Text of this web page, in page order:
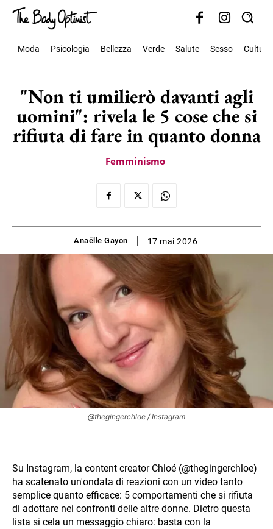
Moda Psicologia Bellezza Verde Salute Sesso Cultura
"Non ti umilierò davanti agli
uomini": rivela le 5 cose che si
rifiuta di fare in quanto donna
Femminismo
Anaëlle Gayon 17 mai 2026
@thegingerchloe / Instagram
Su Instagram, la content creator Chloé (@thegingerchloe)
ha scatenato un'ondata di reazioni con un video tanto
semplice quanto efficace: 5 comportamenti che si rifiuta
di adottare nei confronti delle altre donne. Dietro questa
lista si cela un messaggio chiaro: basta con la